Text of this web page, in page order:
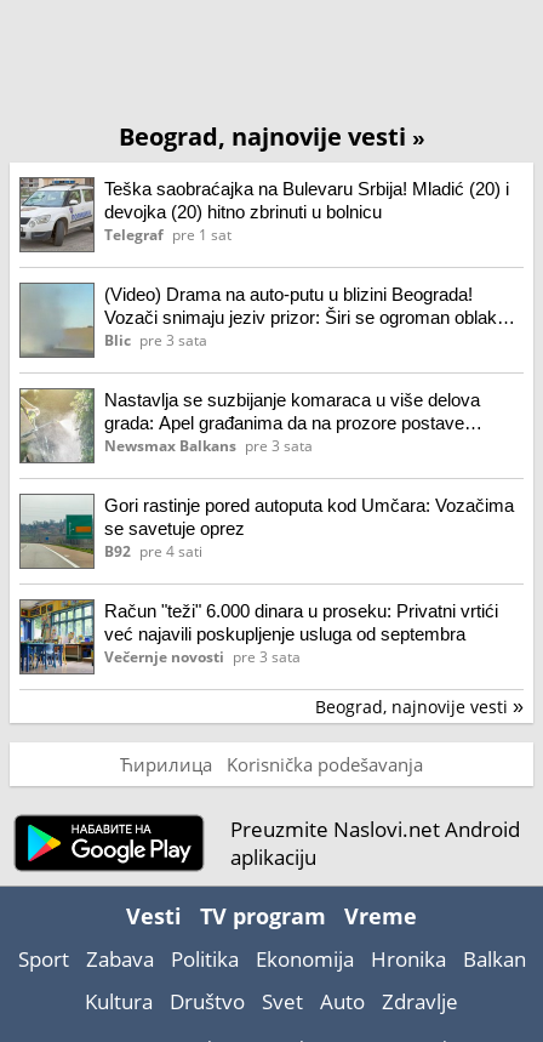
Beograd, najnovije vesti »
Teška saobraćajka na Bulevaru Srbija! Mladić (20) i
devojka (20) hitno zbrinuti u bolnicu
Telegraf pre 1 sat
(Video) Drama na auto-putu u blizini Beograda!
Vozači snimaju jeziv prizor: Širi se ogroman oblak
dima, ne vidi se prst pred okom
Blic pre 3 sata
Nastavlja se suzbijanje komaraca u više delova
grada: Apel građanima da na prozore postave
zaštitne mreže
Newsmax Balkans pre 3 sata
Gori rastinje pored autoputa kod Umčara: Vozačima
se savetuje oprez
B92 pre 4 sati
Račun "teži" 6.000 dinara u proseku: Privatni vrtići
već najavili poskupljenje usluga od septembra
Večernje novosti pre 3 sata
Beograd, najnovije vesti »
Ћирилица Korisnička podešavanja
Preuzmite Naslovi.net Android
aplikaciju
Vesti TV program Vreme
Sport Zabava Politika Ekonomija Hronika
Balkan
Kultura
Društvo Svet Auto Zdravlje